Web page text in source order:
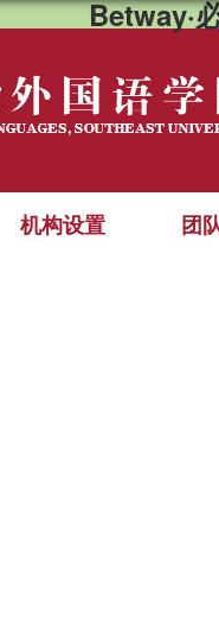
Betway·
机构设置 团